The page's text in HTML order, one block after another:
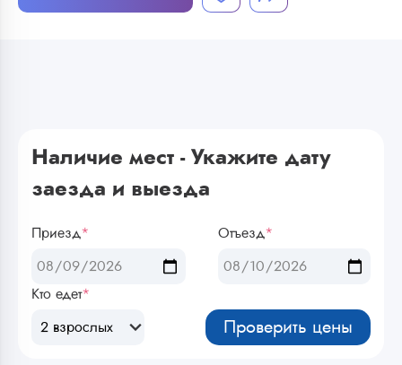
Наличие мест - Укажите дату
заезда и выезда
Приезд* Отъезд*
Кто едет*
2 взрослых Проверить цены